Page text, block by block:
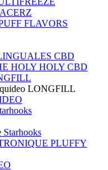
FLAVORS
CBD
HOLY HOLY CBD
LONGFILL
PLUFFY